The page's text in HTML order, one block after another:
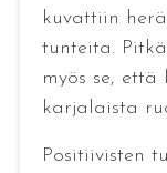
kuvattiin
tunteita.
myös se,
karjalaista
Positiivisten